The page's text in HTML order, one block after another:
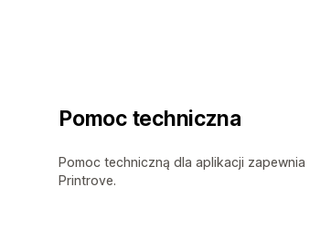
Pomoc techniczna
Pomoc techniczną dla aplikacji zapewnia
Printrove.